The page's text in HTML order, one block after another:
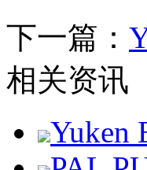
下一篇：
相关资讯
Yuken